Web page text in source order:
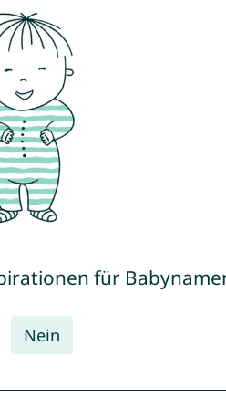
für
Nein